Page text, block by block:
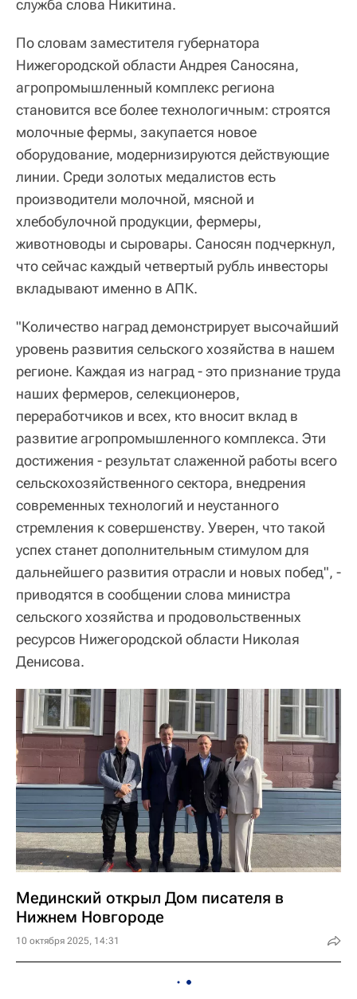
служба слова Никитина.
По словам заместителя губернатора
Нижегородской области Андрея Саносяна,
агропромышленный комплекс региона
становится все более технологичным: строятся
молочные фермы, закупается новое
оборудование, модернизируются действующие
линии. Среди золотых медалистов есть
производители молочной, мясной и
хлебобулочной продукции, фермеры,
животноводы и сыровары. Саносян подчеркнул,
что сейчас каждый четвертый рубль инвесторы
вкладывают именно в АПК.
"Количество наград демонстрирует высочайший
уровень развития сельского хозяйства в нашем
регионе. Каждая из наград - это признание труда
наших фермеров, селекционеров,
переработчиков и всех, кто вносит вклад в
развитие агропромышленного комплекса. Эти
достижения - результат слаженной работы всего
сельскохозяйственного сектора, внедрения
современных технологий и неустанного
стремления к совершенству. Уверен, что такой
успех станет дополнительным стимулом для
дальнейшего развития отрасли и новых побед", -
приводятся в сообщении слова министра
сельского хозяйства и продовольственных
ресурсов Нижегородской области Николая
Денисова.
Мединский открыл Дом писателя в
Нижнем Новгороде
10 октября 2025, 14:31